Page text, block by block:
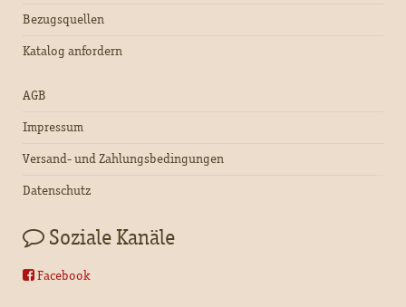
Bezugsquellen
Katalog anfordern
AGB
Impressum
Versand- und Zahlungsbedingungen
Datenschutz
Soziale Kanäle
Facebook